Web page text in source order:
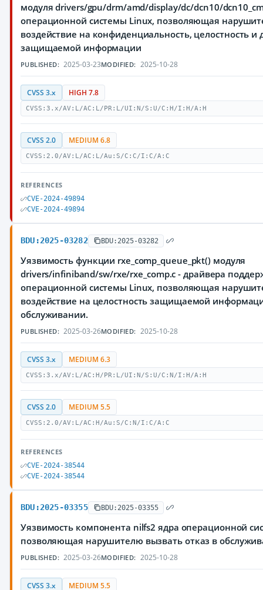
модуля drivers/gpu/drm/amd/display/dc/dcn10/
операционной системы Linux, позволяющая
воздействие на конфиденциальность, целостность и
защищаемой информации
PUBLISHED: 2025-03-23MODIFIED: 2025-10-28
CVSS 3.x HIGH 7.8
CVSS:3.x/AV:L/AC:L/PR:L/UI:N/S:U/C:H/I:H/A:H
CVSS 2.0 MEDIUM 6.8
CVSS:2.0/AV:L/AC:L/Au:S/C:C/I:C/A:C
REFERENCES
CVE-2024-49894
CVE-2024-49894
BDU:2025-03282 BDU:2025-03282
Уязвимость функции rxe_comp_queue_pkt() модуля
drivers/infiniband/sw/rxe/rxe_comp.c - драйвера
операционной системы Linux, позволяющая
воздействие на целостность защищаемой
обслуживании.
PUBLISHED: 2025-03-26MODIFIED: 2025-10-28
CVSS 3.x MEDIUM 6.3
CVSS:3.x/AV:L/AC:H/PR:L/UI:N/S:U/C:N/I:H/A:H
CVSS 2.0 MEDIUM 5.5
CVSS:2.0/AV:L/AC:H/Au:S/C:N/I:C/A:C
REFERENCES
CVE-2024-38544
CVE-2024-38544
BDU:2025-03355 BDU:2025-03355
Уязвимость компонента nilfs2 ядра операционной
позволяющая нарушителю вызвать отказ в
PUBLISHED: 2025-03-26MODIFIED: 2025-10-28
CVSS 3.x MEDIUM 5.5